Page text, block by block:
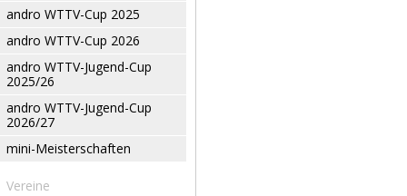
andro WTTV-Cup 2025
andro WTTV-Cup 2026
andro WTTV-Jugend-Cup
2025/26
andro WTTV-Jugend-Cup
2026/27
mini-Meisterschaften
Vereine